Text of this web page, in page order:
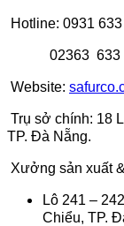
Hotline: 0931
02363 633
Website:
Trụ sở chính: 18
TP. Đà Nẵng.
Xưởng sản xuất
Lô 241 –
Chiểu, TP.